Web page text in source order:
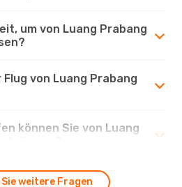
um von Luang Prabang
von Luang Prabang
können Sie von Luang
Sie weitere Fragen